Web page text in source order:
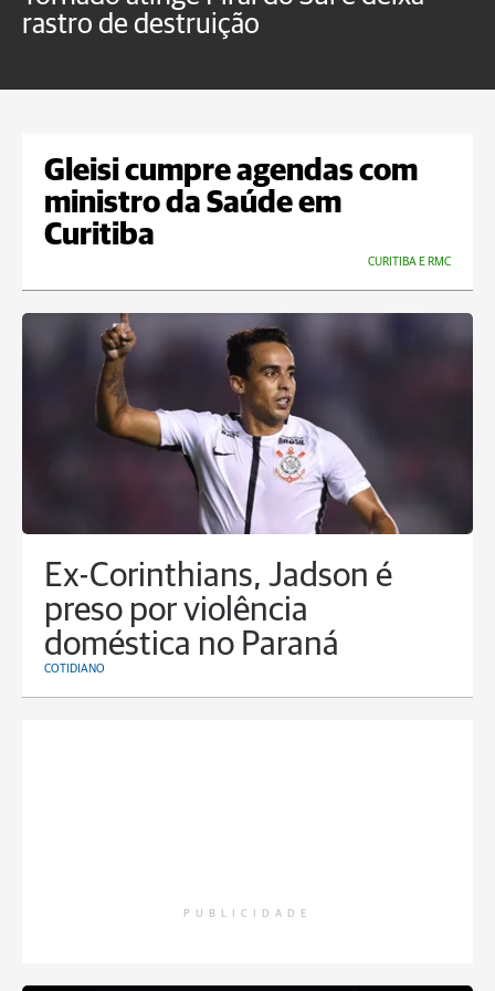
rastro de destruição
Gleisi cumpre agendas com
ministro da Saúde em
Curitiba
CURITIBA E RMC
Ex-Corinthians, Jadson é
preso por violência
doméstica no Paraná
COTIDIANO
PUBLICIDADE